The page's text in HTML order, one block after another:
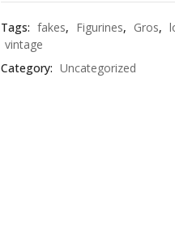
Tags: fakes, Figurines, Gros,
vintage
Category: Uncategorized